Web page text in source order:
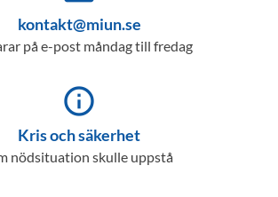
kontakt@miun.se
på e-post måndag till fredag
info_outline
Kris och säkerhet
nödsituation skulle uppstå